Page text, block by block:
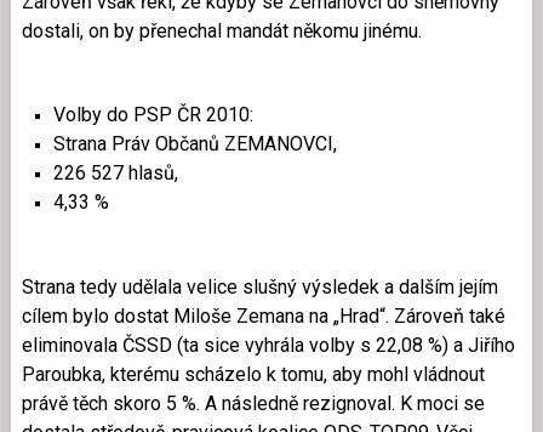
dostali, on by přenechal mandát někomu jinému.
Volby do PSP ČR 2010:
Strana Práv Občanů ZEMANOVCI,
226 527 hlasů,
4,33 %
Strana tedy udělala velice slušný výsledek a dalším jejím
cílem bylo dostat Miloše Zemana na „Hrad“. Zároveň také
eliminovala ČSSD (ta sice vyhrála volby s 22,08 %) a Jiřího
Paroubka, kterému scházelo k tomu, aby mohl vládnout
právě těch skoro 5 %. A následně rezignoval. K moci se